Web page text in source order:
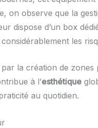
on observe que la
dispose d’un box
les
la création de
à l’esthétique
au quotidien.